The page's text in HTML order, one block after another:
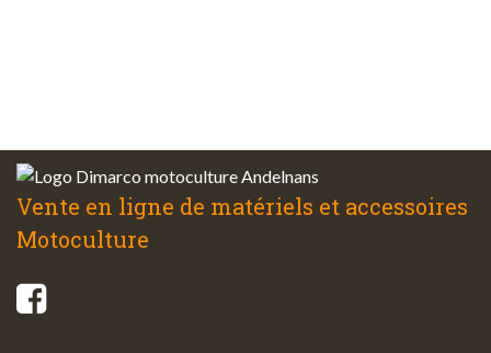
Vente en ligne de matériels et accessoires
Motoculture